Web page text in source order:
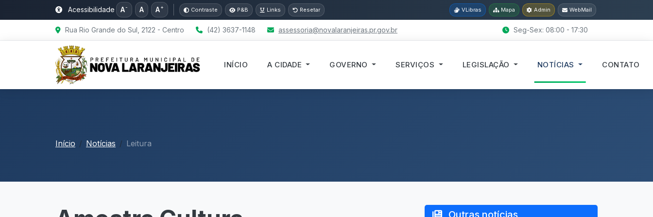
Acessibilidade A- A A+ Contraste P&B Links Resetar VLibras Mapa Admin WebMail
Rua Rio Grande do Sul, 2122 - Centro (42) 3637-1148 assessoria@novalaranjeiras.pr.gov.br Seg-Sex: 08:00 - 17:30
INÍCIO A CIDADE GOVERNO SERVIÇOS LEGISLAÇÃO NOTÍCIAS CONTATO
Início Notícias Leitura
Outras notícias